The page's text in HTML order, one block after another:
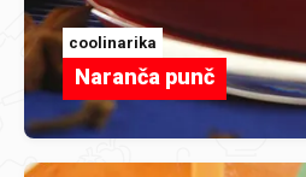
coolinarika
Naranča punč